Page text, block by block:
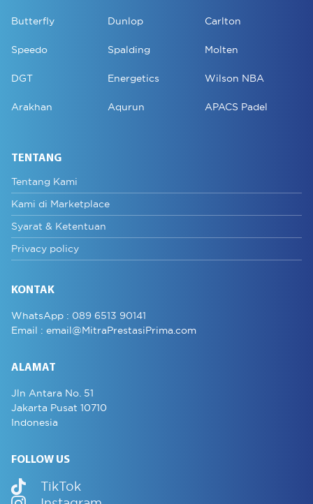
Butterfly Dunlop Carlton
Speedo Spalding Molten
DGT Energetics Wilson NBA
Arakhan Aqurun APACS Padel
TENTANG
Tentang Kami
Kami di Marketplace
Syarat & Ketentuan
Privacy policy
KONTAK
WhatsApp : 089 6513 90141
Email : email@MitraPrestasiPrima.com
ALAMAT
Jln Antara No. 51
Jakarta Pusat 10710
Indonesia
FOLLOW US
TikTok